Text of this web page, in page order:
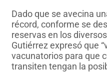
Dado que se avecina
récord, conforme se
reservas en los
Gutiérrez expresó que
vacunatorios para que
transiten tengan la